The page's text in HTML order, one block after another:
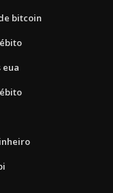
bitcoin
eua